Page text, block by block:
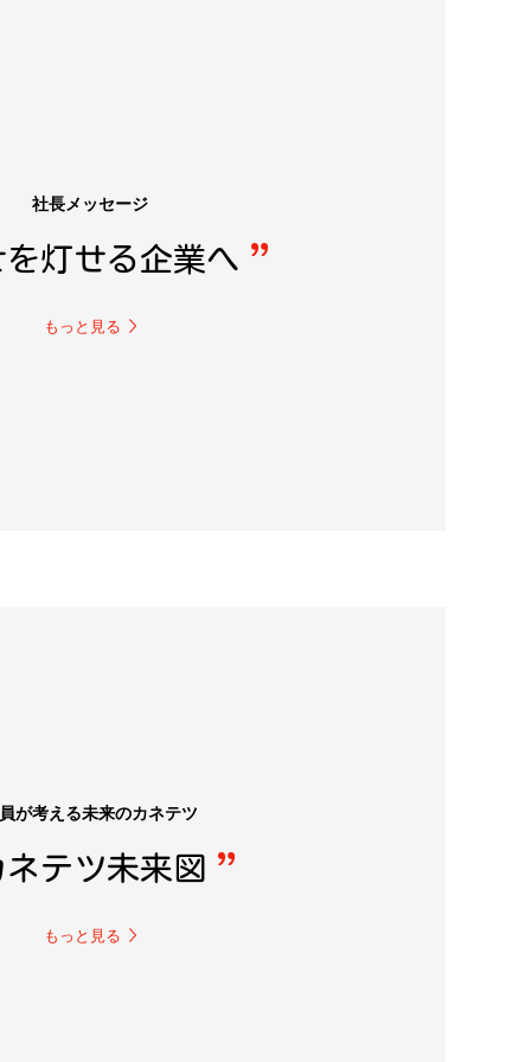
社長メッセージ
灯せる企業へ
もっと見る
が考える未来のカネテツ
ネテツ未来図
もっと見る